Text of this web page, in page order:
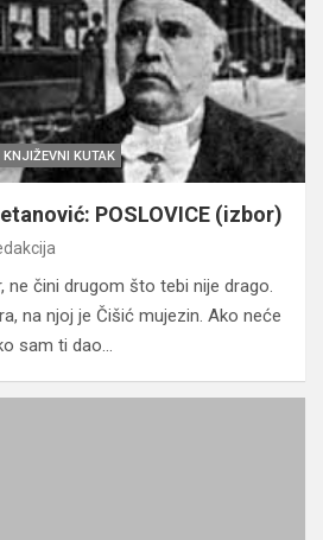
KNJIŽEVNI KUTAK
POSLOVICE (izbor)
ne čini drugom što tebi nije drago.
na njoj je Čišić mujezin. Ako neće
sam ti dao…